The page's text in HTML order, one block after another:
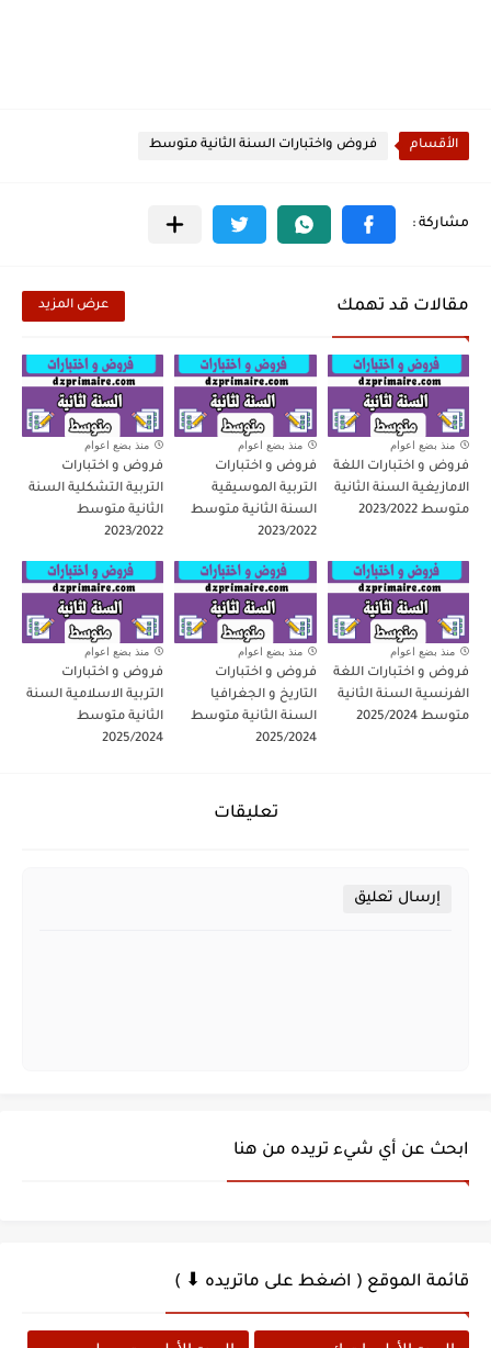
الأقسام فروض واختبارات السنة الثانية متوسط
مقالات قد تهمك عرض المزيد
منذ بضع اعوام
فروض و اختبارات اللغة
الامازيغية السنة الثانية
متوسط 2023/2022
منذ بضع اعوام
فروض و اختبارات
التربية الموسيقية
السنة الثانية متوسط
2023/2022
منذ بضع اعوام
فروض و اختبارات
التربية التشكلية السنة
الثانية متوسط
2023/2022
منذ بضع اعوام
فروض و اختبارات اللغة
الفرنسية السنة الثانية
متوسط 2025/2024
منذ بضع اعوام
فروض و اختبارات
التاريخ و الجغرافيا
السنة الثانية متوسط
2025/2024
منذ بضع اعوام
فروض و اختبارات
التربية الاسلامية السنة
الثانية متوسط
2025/2024
تعليقات
إرسال تعليق
ابحث عن أي شيء تريده من هنا
قائمة الموقع ( اضغط على ماتريده ⬇ )